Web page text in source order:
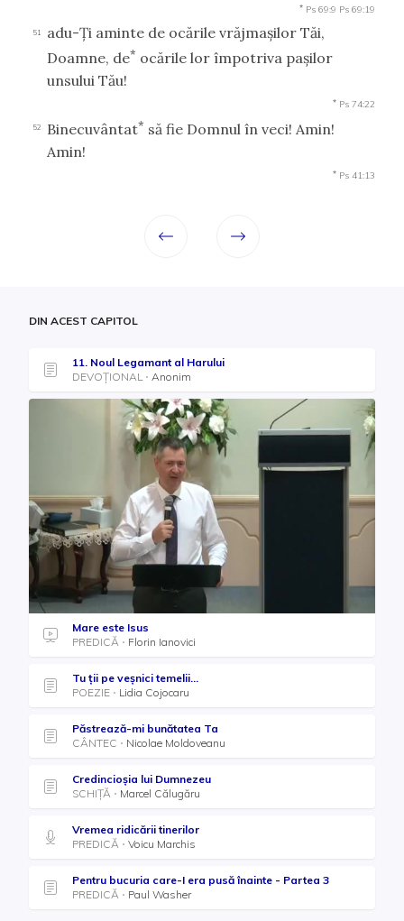
* Ps 69:9 Ps 69:19
51
adu-Ţi aminte de ocările vrăjmaşilor Tăi,
Doamne, de* ocările lor împotriva paşilor
unsului Tău!
* Ps 74:22
52 Binecuvântat* să fie Domnul în veci! Amin!
Amin!
* Ps 41:13
DIN ACEST CAPITOL
11. Noul Legamant al Harului
DEVOȚIONAL
Anonim
Mare este Isus
PREDICĂ
Florin Ianovici
Tu ții pe veșnici temelii...
POEZIE
Lidia Cojocaru
Păstrează-mi bunătatea Ta
CÂNTEC
Nicolae Moldoveanu
Credincioșia lui Dumnezeu
SCHIȚĂ
Marcel Călugăru
Vremea ridicării tinerilor
PREDICĂ
Voicu Marchis
Pentru bucuria care-I era pusă înainte - Partea 3
PREDICĂ
Paul Washer